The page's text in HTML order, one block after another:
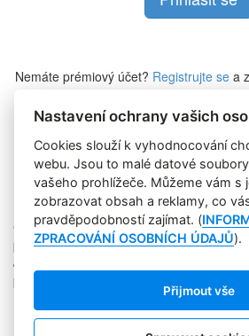
Nemáte prémiový účet? Registrujte se a
Zapomněli jste
Copyright © 2004-2020 Focus Agency,
podmínek. ISSN 1803-957X
Jakékoliv publikování, přebírání nebo
písemného souhlasu Focus Agency, s.r.o.
RSS 1
Štítky
Nastavení ochrany vašich
Cookies slouží k vyhodnocování
webu. Jsou to malé datové
vašeho prohlížeče. Můžeme vám s
zobrazovat obsah a reklamy, co
pravděpodobností zajímat. (
ZPRACOVÁNÍ OSOBNÍCH ÚDAJŮ).
Přijmout vše